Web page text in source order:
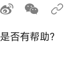
是否有帮助？